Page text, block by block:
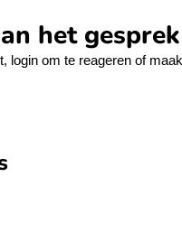
het gesprek
login om te reageren of